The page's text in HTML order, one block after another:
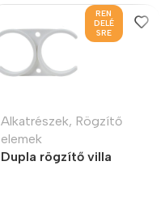
REN
DELÉ
SRE
Alkatrészek, Rögzítő
elemek
Dupla rögzítő villa